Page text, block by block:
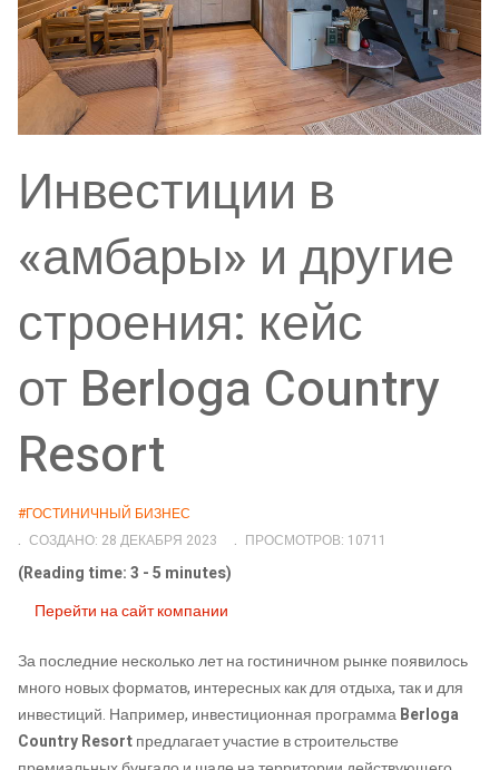
Инвестиции в
«амбары» и другие
строения: кейс
от Berloga Country
Resort
#ГОСТИНИЧНЫЙ БИЗНЕС
СОЗДАНО: 28 ДЕКАБРЯ 2023
ПРОСМОТРОВ: 10711
(Reading time: 3 - 5 minutes)
Перейти на сайт компании
За последние несколько лет на гостиничном рынке появилось
много новых форматов, интересных как для отдыха, так и для
инвестиций. Например, инвестиционная программаBerloga
Country Resortпредлагает участие в строительстве